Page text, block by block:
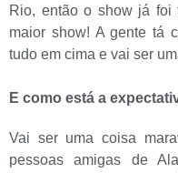
Rio, então o show já foi
maior show! A gente tá
tudo em cima e vai ser
E como está a
Vai ser uma coisa
pessoas amigas de